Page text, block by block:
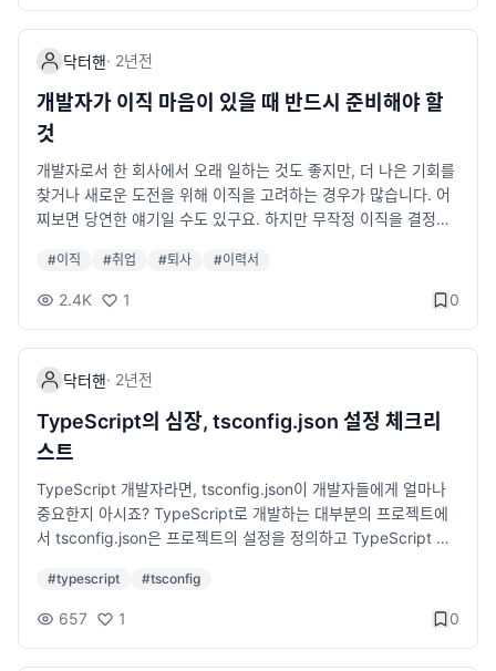
tron 버전(특히 v30 이하)에서 렌더링 성능 저하 및 UI 지연 현상
이 발생하고 있으며, 이는 내부 그래픽 API나 윈도우 컴포지팅 방
식의 변경과 관련이 있는 것으로 추정됩니다.🧩 해결 방법: Electr
on 패치 업데이트다행히도 문제를 해결할 수 있는 패치가 이미 El
ectron 측에서 배포되었습니다.즉, 앱 개발자가 Electron의 최신
버전(예: v31 이상)을 적용하여 다시 빌드하면 대부분의 성능 문제
가 해결됩니다.하지만 일반 사용자는 이 패치를 직접 적용할 수 없
습니다.각 앱의 개발자 또는 회사가 Electron 버전을 업데이트한
인하기현재 어떤 앱이 패치를 적용했는지, 어떤 앱이 여전히 느린
상태인지 정리된 사이트가 있습니다:👉 https://avarayr.github.i
o/shamelectron/이 사이트는 macOS 26 “Tahoe” 환경에서 Ele
“Fixed” 상태면 이미 해결된 앱, “Not fixed”면 아직 느려진 상태
로 남아 있는 앱을 의미합니다.💬 개발자 입장에서의 불편함저 역
시 개발자로서 현재 이 문제를 체감하고 있습니다.예를 들어 Curs
or, Postman, Dropbox 같은 주요 개발 툴이 Electron 기반으로
만들어져 있는데, 이들 대부분이 아직 패치가 적용되지 않아 실행
속도가 평소보다 느리고 UI 반응이 버벅이는 상황입니다.이는 단
순히 불편함을 넘어, 개발 생산성에도 영향을 주는 문제입니다.특
히 Cursor처럼 코드 편집이나 AI 통합 기능이 포함된 앱은 GPU
ahoe”에서 Electron 기반 앱이 느려지는 현상은 일시적인 호환성
수 있습니다.하지만 사용자는 직접 이 문제를 해결할 수 없고, 각
앱 개발자들의 패치 릴리즈를 기다려야 하는 상황입니다.macOS
닥터핸· 2년전
개발자가 이직 마음이 있을 때 반드시 준비해야 할
것
개발자로서 한 회사에서 오래 일하는 것도 좋지만, 더 나은 기회를
찾거나 새로운 도전을 위해 이직을 고려하는 경우가 많습니다. 어
찌보면 당연한 얘기일 수도 있구요. 하지만 무작정 이직을 결정하
한 준비가 필요합니다. 몇 번의 이직 경험을 토대로 개발자가 이직
을 준비할 때 반드시 해야 할 것들을 정리해보겠습니다. 1. 이직의
인지, 더 좋은 기술 스택을 경험하고 싶은지, 업무 강도가 문제인지
등을 명확히 해야 합니다. 목적이 명확해야 올바른 방향으로 후회
없는 이직을 준비할 수 있습니다. 예를 들면, 현재 회사에서 어떤
점이 불만인가? 내가 원하는 회사 문화는 무엇인가? 연봉, 기술 스
택, 복지 중 가장 중요한 요소는 무엇인가? 이직 목적이 명확하지
않을 때 발생하는 문제점 지원하는 기업을 선정하는 기준이 애매
해져 불필요한 지원을 하게 됨 면접 과정에서 본인이 원하는 방향
을 명확히 전달하지 못해 평가가 낮아질 가능성이 있음 이직 후에
연봉 상승만을 목표로 했을 경우, 업무 만족도가 낮아질 위험이 있
음 2. 이력서 및 포트폴리오 정리하기 이직을 준비할 때 가장 먼저
해야 할 것은 이력서와 포트폴리오 정리입니다. 많은 개발자들이
#이직 #취업 #퇴사 #이력서
2.4K 1 0
닥터핸· 2년전
TypeScript의 심장, tsconfig.json 설정 체크리
스트
TypeScript 개발자라면, tsconfig.json이 개발자들에게 얼마나
중요한지 아시죠? TypeScript로 개발하는 대부분의 프로젝트에
서 tsconfig.json은 프로젝트의 설정을 정의하고 TypeScript 컴
는 2ality 블로그에서 다룬 내용을 기반으로 tsconfig.json의 주요
개념과 활용법을 살펴보겠습니다. TypeScript를 사용 중이거나
#typescript #tsconfig
657 1 0